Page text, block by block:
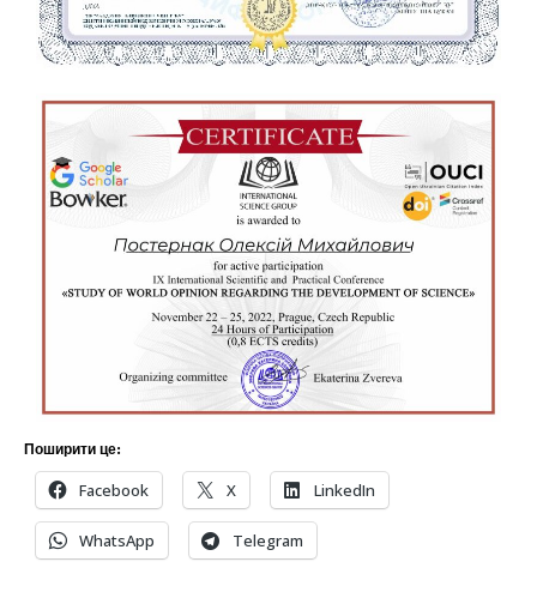
Поширити це:
Facebook X LinkedIn
WhatsApp Telegram